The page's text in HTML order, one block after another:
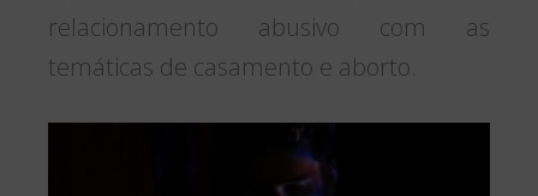
relacionamento abusivo com as
temáticas de casamento e aborto.